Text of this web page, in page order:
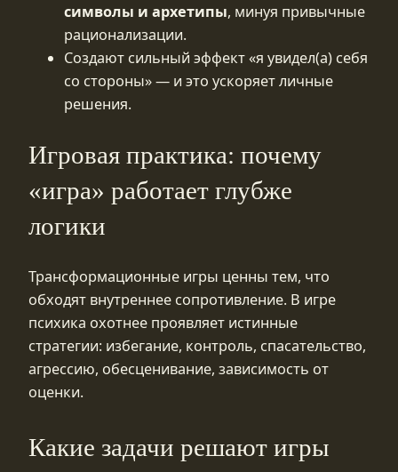
символы и архетипы, минуя привычные
рационализации.
Создают сильный эффект «я увидел(а) себя
со стороны» — и это ускоряет личные
решения.
Игровая практика: почему
«игра» работает глубже
логики
Трансформационные игры ценны тем, что
обходят внутреннее сопротивление. В игре
психика охотнее проявляет истинные
стратегии: избегание, контроль, спасательство,
агрессию, обесценивание, зависимость от
оценки.
Какие задачи решают игры